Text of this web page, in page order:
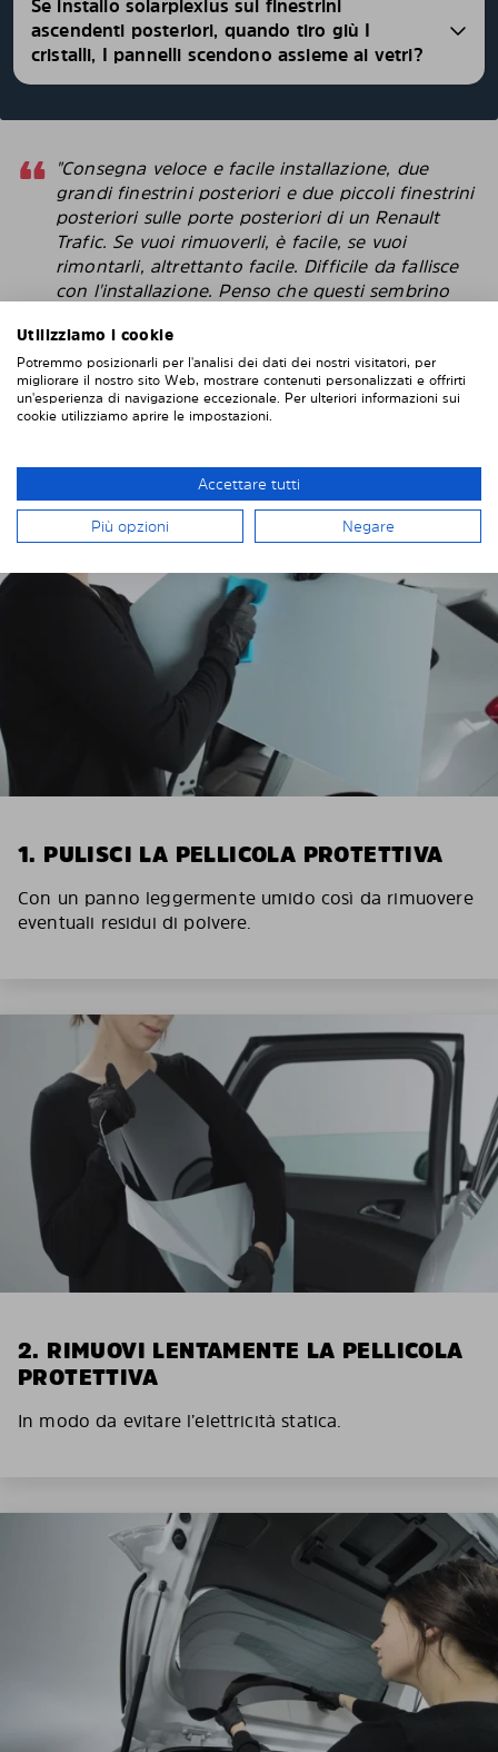
Se installo solarplexius sui finestrini
ascendenti posteriori, quando tiro giù I
cristalli, I pannelli scendono assieme ai vetri?
"Consegna veloce e facile installazione, due
grandi finestrini posteriori e due piccoli finestrini
posteriori sulle porte posteriori di un Renault
Trafic. Se vuoi rimuoverli, è facile, se vuoi
rimontarli, altrettanto facile. Difficile da fallisce
con l'installazione. Penso che questi sembrino
attacchi direttamente alla finestra. "
Robert
INSTALLAZIONE DI SOLARPLEXIUS
1. PULISCI LA PELLICOLA PROTETTIVA
Con un panno leggermente umido così da rimuovere
eventuali residui di polvere.
2. RIMUOVI LENTAMENTE LA PELLICOLA
PROTETTIVA
In modo da evitare l’elettricità statica.
Utilizziamo i cookie
Potremmo posizionarli per l'analisi dei dati dei nostri visitatori, per
migliorare il nostro sito Web, mostrare contenuti personalizzati e offrirti
un'esperienza di navigazione eccezionale. Per ulteriori informazioni sui
cookie utilizziamo aprire le impostazioni.
Accettare tutti
Più opzioni Negare